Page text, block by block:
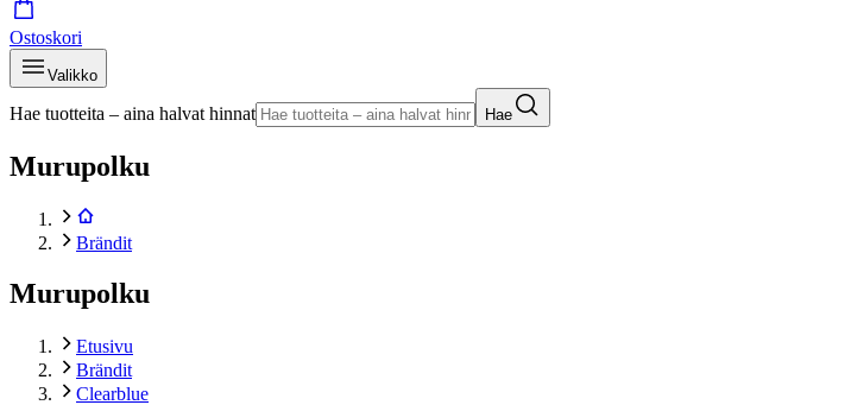
Ostoskori
Valikko
Hae tuotteita – aina halvat hinnat Hae
Murupolku
Brändit
Murupolku
Etusivu
Brändit
Clearblue